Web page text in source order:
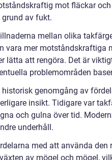
mot fläckar
grund av fukt.
mellan olika
vara mer motståndskraftiga
lätta att rengöra. Det är
problemområden
historisk genomgång av
insikt. Tidigare var
och gulna över tid.
underhåll.
med att använda
av mögel och mögel,